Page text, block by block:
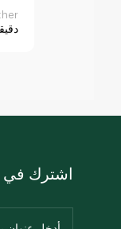
10
اشترك في